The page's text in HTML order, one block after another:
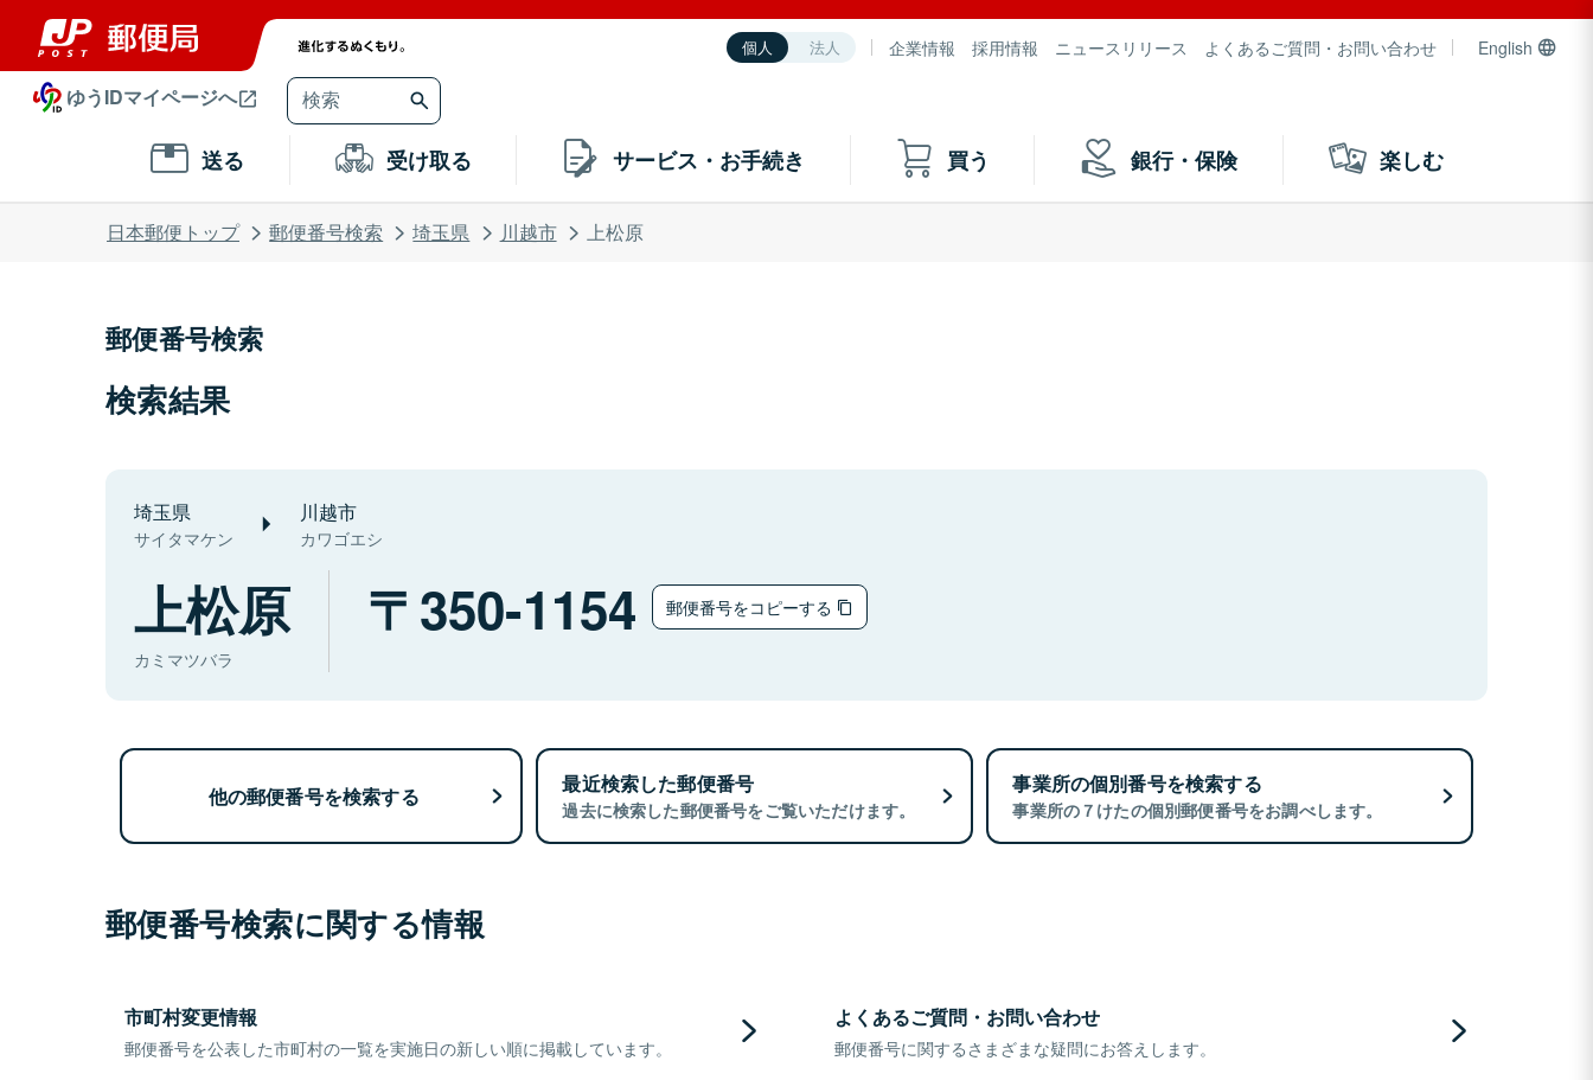
個人 法人 企業情報 採用情報 ニュースリリース よくあるご質問・お問い合わせ English
ゆうIDマイページへ
送る 受け取る サービス・お手続き 買う 銀行・保険 楽しむ
日本郵便トップ 郵便番号検索 埼玉県 川越市 上松原
郵便番号検索
検索結果
埼玉県
サイタマケン
川越市
カワゴエシ
上松原
カミマツバラ
350-1154 郵便番号をコピーする
他の郵便番号を検索する 最近検索した郵便番号
過去に検索した郵便番号をご覧いただけます。
事業所の個別番号を検索する
事業所の７けたの個別郵便番号をお調べします。
郵便番号検索に関する情報
市町村変更情報
郵便番号を公表した市町村の一覧を実施日の新しい順に掲載しています。
よくあるご質問・お問い合わせ
郵便番号に関するさまざまな疑問にお答えします。